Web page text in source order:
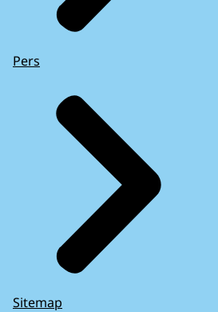
Pers
Sitemap